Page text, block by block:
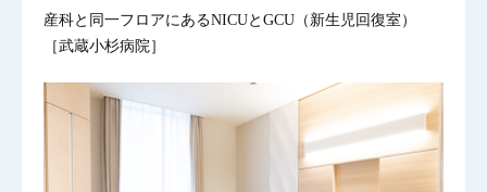
産科と同一フロアにあるNICUとGCU（新生児回復室）
［武蔵小杉病院］